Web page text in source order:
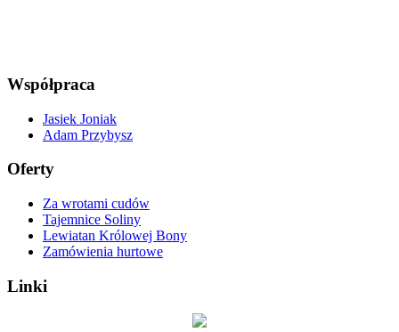
Współpraca
Jasiek Joniak
Adam Przybysz
Oferty
Za wrotami cudów
Tajemnice Soliny
Lewiatan Królowej Bony
Zamówienia hurtowe
Linki